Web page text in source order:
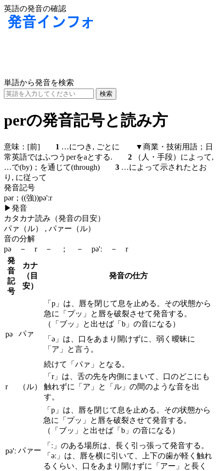
英語の発音の確認
単語から発音を検索
perの発音記号と読み方
意味： [前] 1 …につき, ごとに ▼商業・技術用語；日
常英語ではふつうperをaとする. 2 （人・手段）によって,
…で(by)；を通じて(through) 3 …によって示されたとお
り, に従って
発音記号
pər；((強))pə'ːr
▶発音
カタカナ読み（発音の目安）
パァ（ル） , パァー（ル）
音の分解
pə － r － ； － pə'ː － r
発
音
記
号
カナ
（目
安）
発音の仕方
pə パァ
「p」は、唇を閉じて息を止める。その状態から
急に「プッ」と唇を破裂させて発音する。
（「ブッ」と出せば「b」の音になる）
「ə」は、口をあまり開けずに、弱く曖昧に
「ア」と言う。
続けて「パァ」となる。
r （ル）
「r」は、舌の先を内側にまいて、口のどこにも
触れずに「ア」と「ル」の間のような音を出
す。
pə'ː パァー
「p」は、唇を閉じて息を止める。その状態から
急に「プッ」と唇を破裂させて発音する。
（「ブッ」と出せば「b」の音になる）
「ː」のある場所は、長く引っ張って発音する。
「əː」は、唇を横に引いて、上下の歯が軽く触れ
るくらい、口をあまり開けずに「アー」と長く